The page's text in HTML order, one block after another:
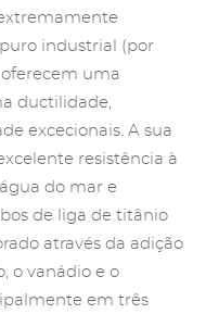
industrial (por
oferecem uma
ductilidade,
excecionais. A sua
resistência à
do mar e
de liga de titânio
através da adição
o vanádio e o
em três